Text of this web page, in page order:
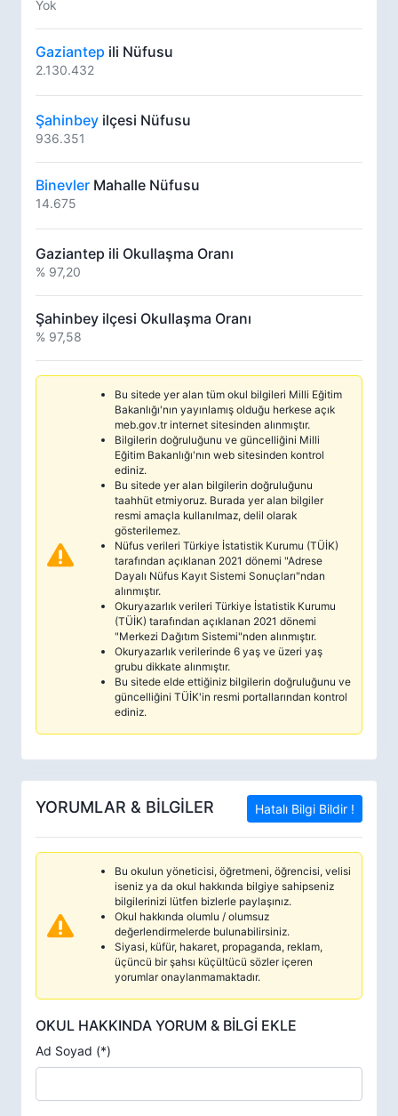
Yok
Gaziantep ili Nüfusu
2.130.432
Şahinbey ilçesi Nüfusu
936.351
Binevler Mahalle Nüfusu
14.675
Gaziantep ili Okullaşma Oranı
% 97,20
Şahinbey ilçesi Okullaşma Oranı
% 97,58
Bu sitede yer alan tüm okul bilgileri Milli Eğitim
Bakanlığı'nın yayınlamış olduğu herkese açık
meb.gov.tr internet sitesinden alınmıştır.
Bilgilerin doğruluğunu ve güncelliğini Milli
Eğitim Bakanlığı'nın web sitesinden kontrol
ediniz.
Bu sitede yer alan bilgilerin doğruluğunu
taahhüt etmiyoruz. Burada yer alan bilgiler
resmi amaçla kullanılmaz, delil olarak
gösterilemez.
Nüfus verileri Türkiye İstatistik Kurumu (TÜİK)
tarafından açıklanan 2021 dönemi "Adrese
Dayalı Nüfus Kayıt Sistemi Sonuçları"ndan
alınmıştır.
Okuryazarlık verileri Türkiye İstatistik Kurumu
(TÜİK) tarafından açıklanan 2021 dönemi
"Merkezi Dağıtım Sistemi"nden alınmıştır.
Okuryazarlık verilerinde 6 yaş ve üzeri yaş
grubu dikkate alınmıştır.
Bu sitede elde ettiğiniz bilgilerin doğruluğunu ve
güncelliğini TÜİK'in resmi portallarından kontrol
ediniz.
YORUMLAR & BİLGİLER Hatalı Bilgi Bildir !
Bu okulun yöneticisi, öğretmeni, öğrencisi, velisi
iseniz ya da okul hakkında bilgiye sahipseniz
bilgilerinizi lütfen bizlerle paylaşınız.
Okul hakkında olumlu / olumsuz
değerlendirmelerde bulunabilirsiniz.
Siyasi, küfür, hakaret, propaganda, reklam,
üçüncü bir şahsı küçültücü sözler içeren
yorumlar onaylanmamaktadır.
OKUL HAKKINDA YORUM & BİLGİ EKLE
Ad Soyad (*)